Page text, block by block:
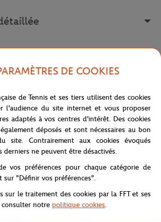
010 DE COOKIES
de Tennis et ses tiers utilisent des cookies
l'audience du site internet et vous proposer
adaptés à vos centres d'intérêt. Des cookies
déposés et sont nécessaires au bon
site. Contrairement aux cookies évoqués
derniers ne peuvent être désactivés.
vos préférences pour chaque catégorie de
sur "Définir vos préférences".
sur le traitement des cookies par la FFT et ses
notre politique cookies.